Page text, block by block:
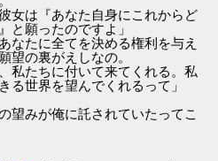
は『あなた自身にこれからど
と願ったのですよ」
なたに全てを決める権利を与え
望の裏がえしなの。
たちに付いて来てくれる。私
る世界を望んでくれるって」
望みが俺に託されていたってこ